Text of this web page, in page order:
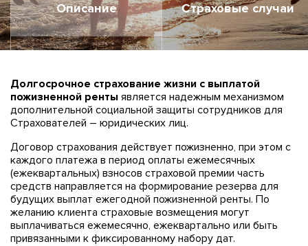
Описание Страховые случаи
Долгосрочное страхование жизни с выплатой
пожизненной ренты является надежным механизмом
дополнительной социальной защиты сотрудников для
Страхователей – юридических лиц.
Договор страхования действует пожизненно, при этом с
каждого платежа в период оплаты ежемесячных
(ежеквартальных) взносов страховой премии часть
средств направляется на формирование резерва для
будущих выплат ежегодной пожизненной ренты. По
желанию клиента страховые возмещения могут
выплачиваться ежемесячно, ежеквартально или быть
привязанными к фиксированному набору дат.